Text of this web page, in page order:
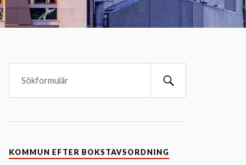
KOMMUN EFTER BOKSTAVSORDNING